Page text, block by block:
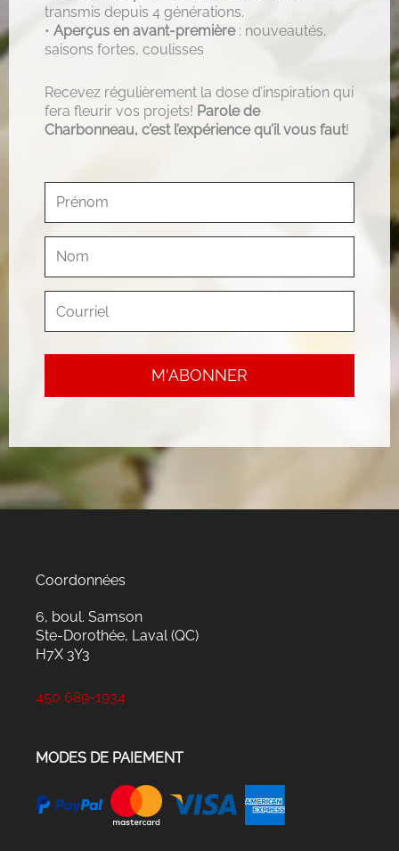
transmis depuis 4 générations.
• Aperçus en avant-première: nouveautés,
saisons fortes, coulisses
Recevez régulièrement la dose d’inspiration qui
fera fleurir vos projets! Parole de
Charbonneau, c’est l’expérience qu’il vous faut!
Coordonnées
6, boul. Samson
Ste-Dorothée, Laval (QC)
H7X 3Y3
450 689-1934
MODES DE PAIEMENT